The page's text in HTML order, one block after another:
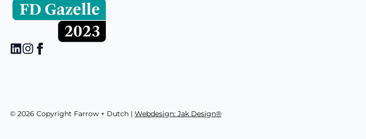
© 2026 Copyright Farrow + Dutch | Webdesign: Jak Design®